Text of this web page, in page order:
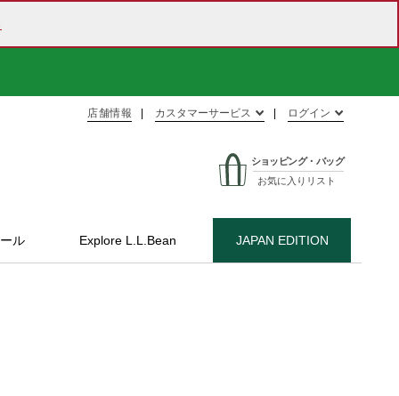
店舗情報 カスタマーサービス ログイン
ショッピング・バッグ
お気に入りリスト
ル Explore L.L.Bean JAPAN EDITION